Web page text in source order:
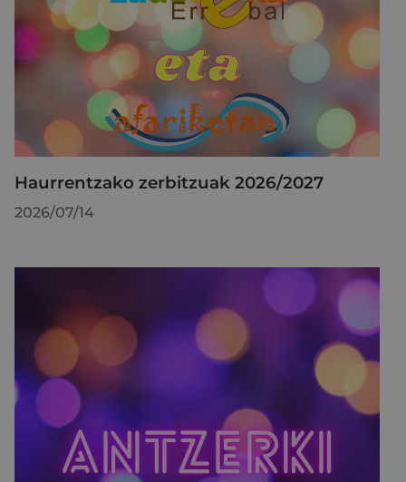
Haurrentzako zerbitzuak 2026/2027
2026/07/14